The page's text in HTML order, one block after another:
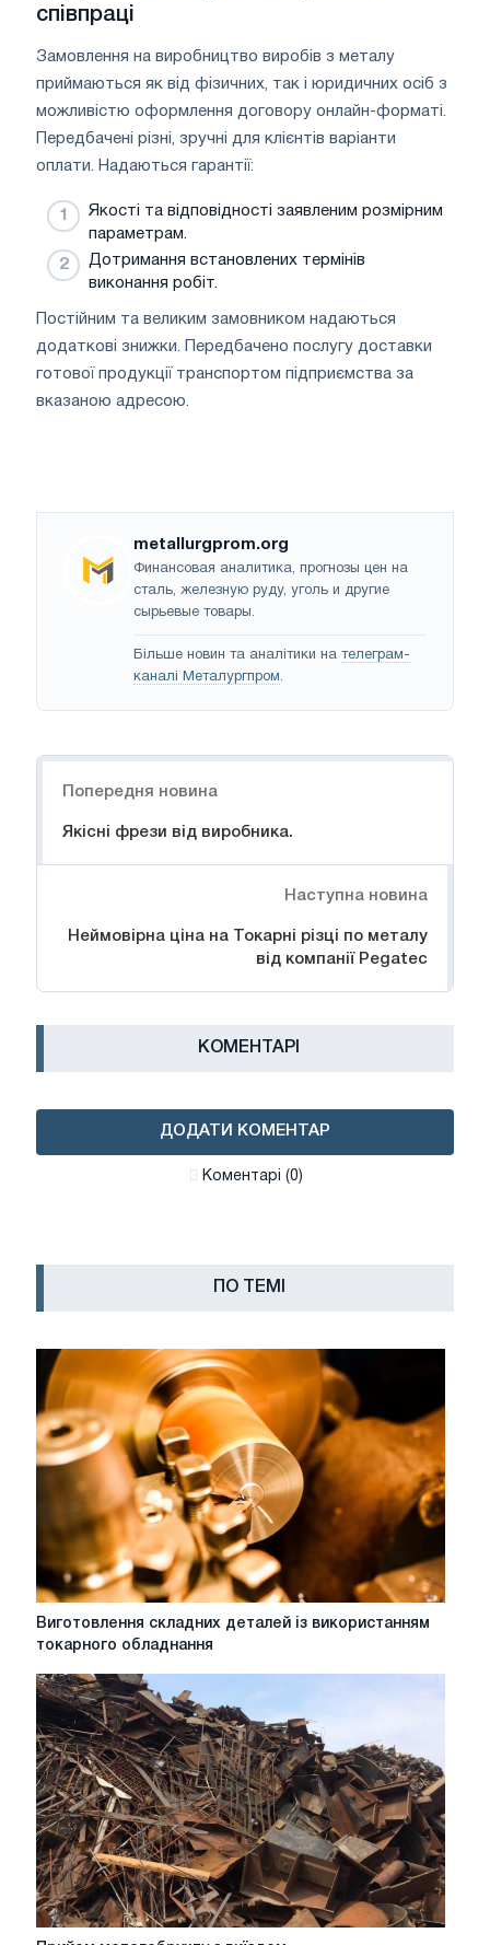
співпраці
Замовлення на виробництво виробів з металу
приймаються як від фізичних, так і юридичних осіб з
можливістю оформлення договору онлайн-форматі.
Передбачені різні, зручні для клієнтів варіанти
оплати. Надаються гарантії:
Якості та відповідності заявленим розмірним
параметрам.
Дотримання встановлених термінів
виконання робіт.
Постійним та великим замовником надаються
додаткові знижки. Передбачено послугу доставки
готової продукції транспортом підприємства за
вказаною адресою.
metallurgprom.org
Финансовая аналитика, прогнозы цен на
сталь, железную руду, уголь и другие
сырьевые товары.
Більше новин та аналітики на телеграм-
каналі Металургпром.
Попередня новина
Якісні фрези від виробника.
Наступна новина
Неймовірна ціна на Токарні різці по металу
від компанії Pegatec
КОМЕНТАРІ
ДОДАТИ КОМЕНТАР
Коментарі (0)
ПО ТЕМІ
Виготовлення
із
використанням
токарного
обладнання
Виготовлення складних деталей із використанням
токарного обладнання
Прийом